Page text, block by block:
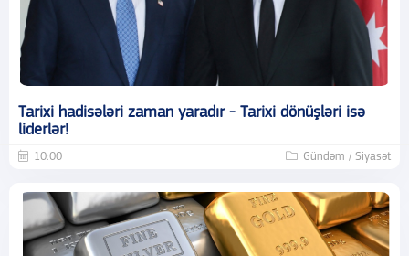
Tarixi hadisələri zaman yaradır - Tarixi dönüşləri isə
liderlər!
10:00 Gündəm / Siyasət